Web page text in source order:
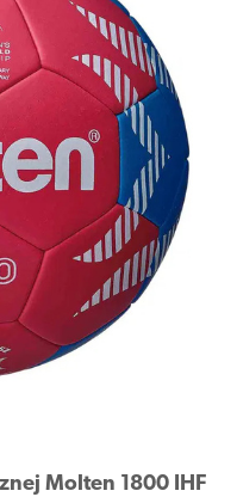
Molten 1800 IHF